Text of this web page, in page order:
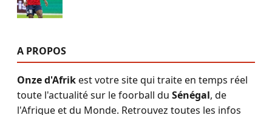
A PROPOS
Onze d'Afrikest votre site qui traite en temps réel
toute l'actualité sur le foorball du Sénégal, de
l'Afrique et du Monde. Retrouvez toutes les infos